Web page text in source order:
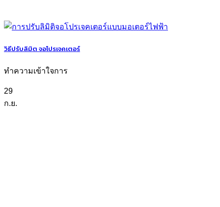
วิธีปรับลิมิต จอโปรเจคเตอร์
ทำความเข้าใจการ
29
ก.ย.